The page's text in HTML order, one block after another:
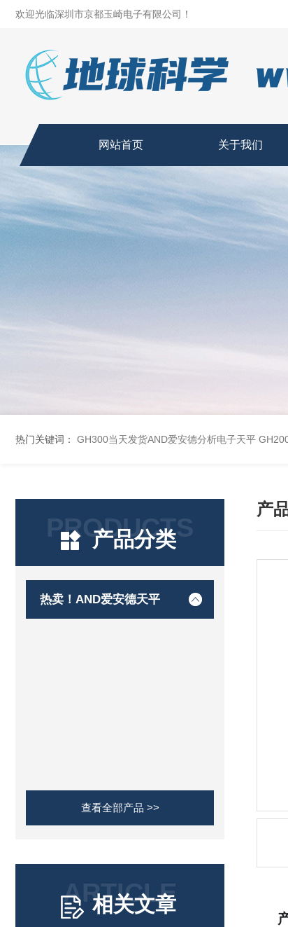
欢迎光临深圳市京都玉崎电子有限公司！
网站首页 关于我们
热门关键词： GH300当天发货AND爱安德分析电子天平
PRODUCTS
产品分类
热卖！AND爱安德天平
查看全部产品 >>
ARTICLE
相关文章
产